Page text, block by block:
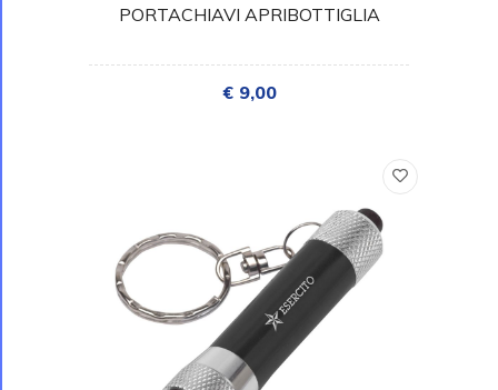
PORTACHIAVI APRIBOTTIGLIA
€ 9,00